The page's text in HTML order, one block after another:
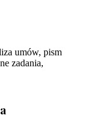
umów, pism
zadania,